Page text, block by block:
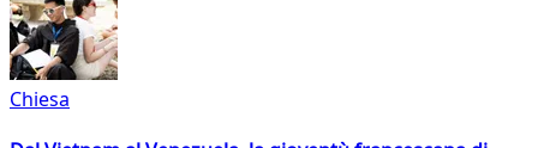
Chiesa